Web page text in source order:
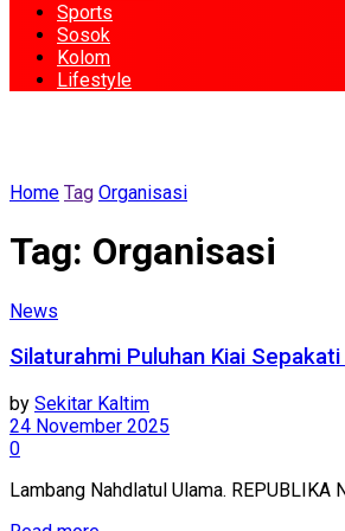
Sports
Sosok
Kolom
Lifestyle
Home Tag Organisasi
Tag: Organisasi
News
Silaturahmi Puluhan Kiai
by Sekitar Kaltim
24 November 2025
0
Lambang Nahdlatul Ulama. REPUBLIKA